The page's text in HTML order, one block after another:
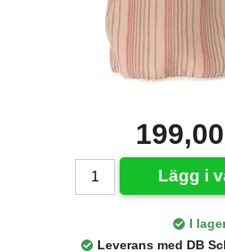
Lägg i
I
Leverans med DB